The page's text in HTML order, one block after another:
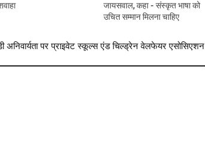
जायसवाल, कहा - संस्कृत भाषा को
उचित सम्मान मिलना चाहिए
अनिवार्यता पर प्राइवेट स्कूल्स एंड चिल्ड्रेन वेलफेयर एसोसिएशन